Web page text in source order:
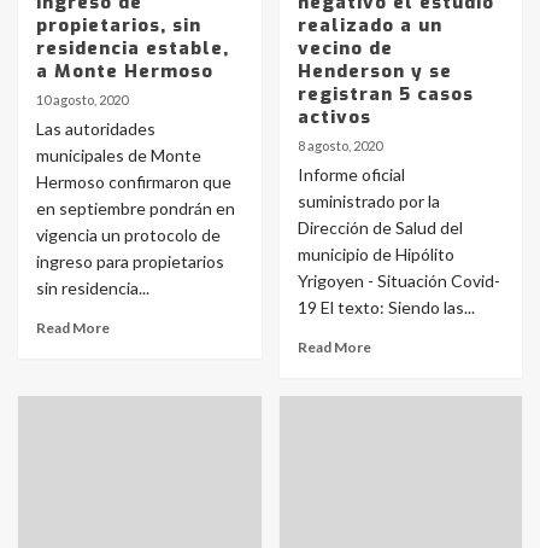
propietarios, sin
residencia estable,
a Monte Hermoso
10 agosto, 2020
Las autoridades
municipales de Monte
Hermoso confirmaron que
en septiembre pondrán en
vigencia un protocolo de
ingreso para propietarios
sin residencia...
Read More
realizado a un
vecino de
Henderson y se
registran 5 casos
activos
8 agosto, 2020
Informe oficial
suministrado por la
Dirección de Salud del
municipio de Hipólito
Yrigoyen - Situación Covid-
19 El texto: Siendo las...
Read More